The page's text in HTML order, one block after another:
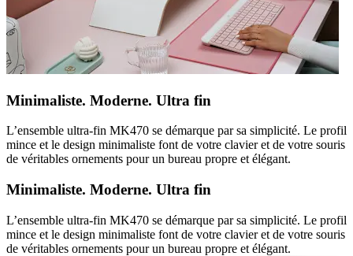
Minimaliste. Moderne. Ultra fin
L’ensemble ultra-fin MK470 se démarque par sa simplicité. Le profil
mince et le design minimaliste font de votre clavier et de votre souris
de véritables ornements pour un bureau propre et élégant.
Minimaliste. Moderne. Ultra fin
L’ensemble ultra-fin MK470 se démarque par sa simplicité. Le profil
mince et le design minimaliste font de votre clavier et de votre souris
de véritables ornements pour un bureau propre et élégant.